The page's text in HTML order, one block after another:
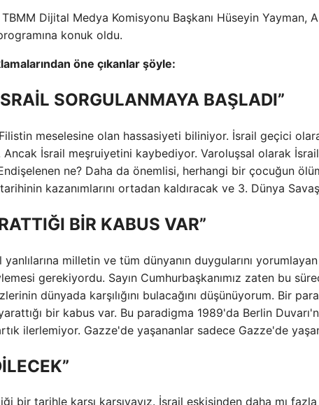
Dijital Medya Komisyonu Başkanı Hüseyin Yayman,
konuk oldu.
öne çıkanlar şöyle:
SORGULANMAYA BAŞLADI”
meselesine olan hassasiyeti biliniyor. İsrail geçici
Ancak İsrail meşruiyetini kaybediyor. Varoluşsal olarak
ne? Daha da önemlisi, herhangi bir çocuğun
kazanımlarını ortadan kaldıracak ve 3. Dünya
BİR KABUS VAR”
yanlılarına milletin ve tüm dünyanın duygularını
gerekiyordu. Sayın Cumhurbaşkanımız zaten bu
dünyada karşılığını bulacağını düşünüyorum. Bir
bir kabus var. Bu paradigma 1989'da Berlin
ilerlemiyor. Gazze'de yaşananlar sadece Gazze'de
bir tarihle karşı karşıyayız. İsrail eskisinden daha mı